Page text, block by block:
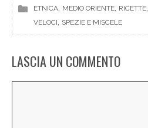
ETNICA, MEDIO ORIENTE, RICETTE,
VELOCI, SPEZIE E MISCELE
LASCIA UN COMMENTO